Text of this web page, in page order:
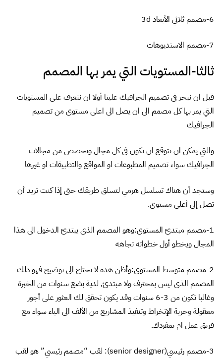
6-مصمم ثلاثي الأبعاد 3d
7-مصمم الاستديوهات
ثالثا-المستويات التي يمر بها المصمم
قبل ان نبحر فى تصميم الجرافيك علينا أولا ان نتعرف على المستويات
التي يمر بها كل مصمم الى ان يصل الى اعلى مستوى من تصميم
الجرافيك
والتي يمكن ان نتوقع ان تكون فى كل مجال وتخصص من مجالات
الجرافيك سواء تصميم المطبوعات او المواقع والتطبيقات او غيرها
وستجد أن هناك تسلسل هرمي لتسلق طريقك حتى إذا كنت تريد أن
تصل إلى أعلى مستوى.
1-مصمم مبتدئ المستوى:وهو المصمم الذى يبتدئ الدخول الى هذا
المجال ويخطو أول خطواته تجاهه
2-مصمم متوسط المستوى:وأظن هذه لا تحتاج الى توضيح فهو ذلك
المصمم الذى ليس بمحترف ولا مبتدئ, لدية بضع سنوات من الخبرة
وغالبا تكون من 3-6 سنوات وقد يكون تحقق لك العثور على أجور
معقولة وحرية الإنخراط وتنفيذ المشاريع من الألف الى الياء سواء مع
فريق عمل ام بمفردك.
3-مصمم رئيسي(senior designer): لقب “مصمم رئيسي” هو لقب